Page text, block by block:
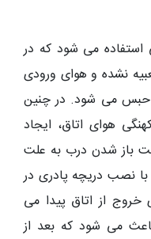
استفاده می شود که در
نشده و هوای ورودی
حبس می شود. در چنین
هوای اتاق، ایجاد
باز شدن درب به علت
نصب دریچه پادری در
خروج از اتاق پیدا می
می شود که بعد از